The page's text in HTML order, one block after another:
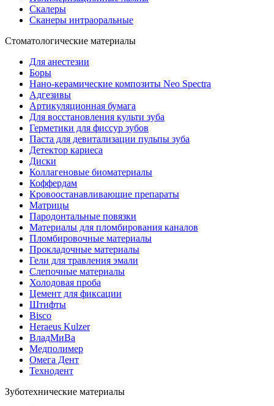
Скалеры
Сканеры интраоральные
Стоматологические материалы
Для анестезии
Боры
Нано-керамические композиты Neo Spectra
Адгезивы
Артикуляционная бумага
Для восстановления культи зуба
Герметики для фиссур зубов
Паста для девитализации пульпы зуба
Детектор кариеса
Диски
Коллагеновые биоматериалы
Коффердам
Кровоостанавливающие препараты
Матрицы
Пародонтальные повязки
Материалы для пломбирования каналов
Пломбировочные материалы
Прокладочные материалы
Гели для травления эмали
Слепочные материалы
Холодовая проба
Цемент для фиксации
Штифты
Bisco
Heraeus Kulzer
ВладМиВа
Медполимер
Омега Дент
Технодент
Зуботехнические материалы